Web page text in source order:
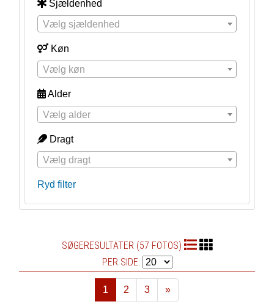
Sjældenhed
Vælg sjældenhed
Køn
Vælg køn
Alder
Vælg alder
Dragt
Vælg dragt
Ryd filter
SØGERESULTATER (57 FOTOS)
PER SIDE:
1 2 3
»
Næste